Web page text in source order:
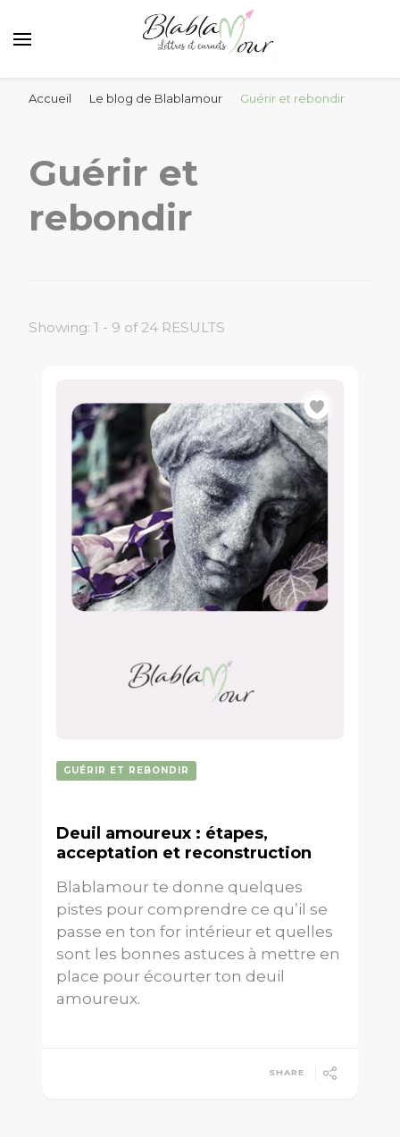
Blablamour
Accueil
Le blog de Blablamour Guérir et rebondir
Guérir et
rebondir
Showing: 1 - 9 of 24 RESULTS
GUÉRIR ET REBONDIR
Deuil amoureux : étapes,
acceptation et reconstruction
Blablamour te donne quelques
pistes pour comprendre ce qu’il se
passe en ton for intérieur et quelles
sont les bonnes astuces à mettre en
place pour écourter ton deuil
amoureux.
SHARE
publications